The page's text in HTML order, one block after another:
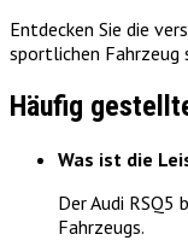
Entdecken Sie die
sportlichen Fahrzeug
Häufig
Was ist die
Der Audi
Fahrzeugs.